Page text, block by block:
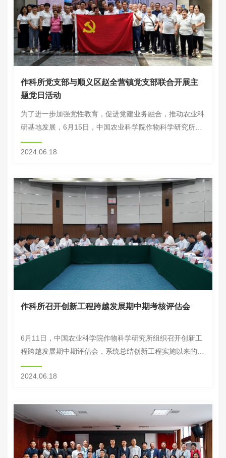
作科所党支部与顺义区赵全营镇党支部联合开展主
题党日活动
为了进一步加强党性教育，促进党建业务融合，推动农业科
研基地发展，6月15日，中国农业科学院作物科学研究所管
理二支部、燕麦公司党支部携手顺义区赵全营镇党支部，
以“强党性正风气、凝心聚力促基地发展”为主题...
2024.06.18
作科所召开创新工程跨越发展期中期考核评估会
6月11日，中国农业科学院作物科学研究所组织召开创新工
程跨越发展期中期评估会，系统总结创新工程实施以来的成
效与经验，评估跨越发展期绩效任务进展情况。中国农科院
副院长叶玉江担任专家组组长，万建民、陈晓亚...
2024.06.18